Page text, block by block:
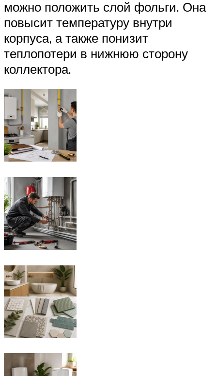
можно положить слой фольги. Она
повысит температуру внутри
корпуса, а также понизит
теплопотери в нижнюю сторону
коллектора.